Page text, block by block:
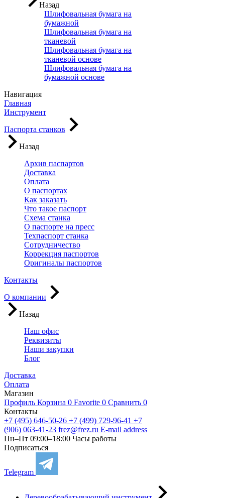
Назад
Шлифовальная бумага на
бумажной
Шлифовальная бумага на
тканевой
Шлифовальная бумага на
тканевой основе
Шлифовальная бумага на
бумажной основе
Навигация
Главная
Инструмент
Паспорта станков
Назад
Архив паспартов
Доставка
Оплата
О паспортах
Как заказать
Что такое паспорт
Схема станка
О паспорте на пресс
Техпаспорт станка
Сотрудничество
Коррекция паспортов
Оригиналы паспортов
Контакты
О компании
Назад
Наш офис
Реквизиты
Наши закупки
Блог
Доставка
Оплата
Магазин
Профиль Корзина 0 Favorite 0 Сравнить 0
Контакты
+7 (495) 646-50-26 +7 (499) 729-96-41 +7
(906) 063-41-23 frez@frez.ru E-mail address
Пн–Пт 09:00–18:00 Часы работы
Подписаться
Telegram